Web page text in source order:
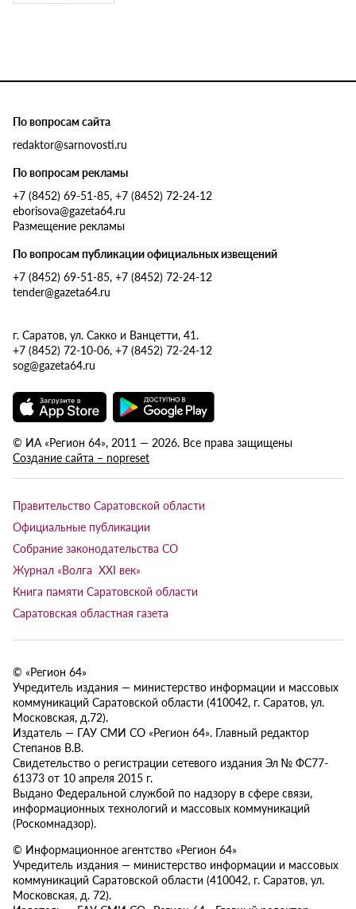
По вопросам сайта
redaktor@sarnovosti.ru
По вопросам рекламы
+7 (8452) 69-51-85, +7 (8452) 72-24-12
eborisova@gazeta64.ru
Размещение рекламы
По вопросам публикации официальных извещений
+7 (8452) 69-51-85, +7 (8452) 72-24-12
tender@gazeta64.ru
г. Саратов, ул. Сакко и Ванцетти, 41.
+7 (8452) 72-10-06, +7 (8452) 72-24-12
sog@gazeta64.ru
© ИА «Регион 64», 2011 — 2026. Все права защищены
Создание сайта – nopreset
Правительство Саратовской области
Официальные публикации
Собрание законодательства СО
Журнал «Волга XXI век»
Книга памяти Саратовской области
Саратовская областная газета
© «Регион 64»
Учредитель издания — министерство информации и массовых
коммуникаций Саратовской области (410042, г. Саратов, ул.
Московская, д.72).
Издатель — ГАУ СМИ СО «Регион 64». Главный редактор
Степанов В.В.
Свидетельство о регистрации сетевого издания Эл № ФС77-
61373 от 10 апреля 2015 г.
Выдано Федеральной службой по надзору в сфере связи,
информационных технологий и массовых коммуникаций
(Роскомнадзор).
© Информационное агентство «Регион 64»
Учредитель издания — министерство информации и массовых
коммуникаций Саратовской области (410042, г. Саратов, ул.
Московская, д. 72).